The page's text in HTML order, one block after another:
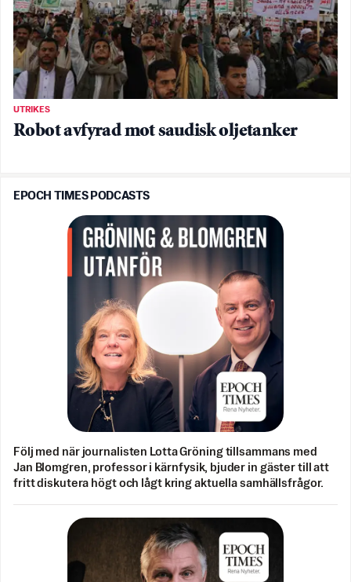
UTRIKES
Robot avfyrad mot saudisk oljetanker
EPOCH TIMES PODCASTS
Följ med när journalisten Lotta Gröning tillsammans med
Jan Blomgren, professor i kärnfysik, bjuder in gäster till att
fritt diskutera högt och lågt kring aktuella samhällsfrågor.